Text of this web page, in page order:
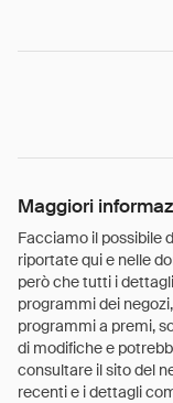
Maggiori
Facciamo il possibile
riportate qui e nelle
però che tutti i
programmi dei
programmi a premi,
di modifiche e
consultare il sito del
recenti e i dettagli